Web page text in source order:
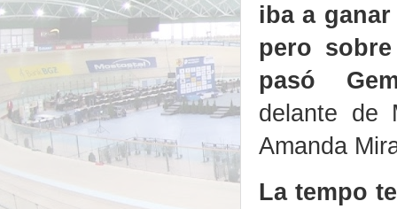
iba a
pero
pasó
delante de
Amanda
La tempo